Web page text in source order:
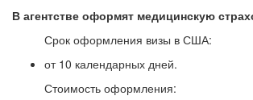
В агентстве оформят медицинскую
Срок оформления визы в США:
от 10 календарных дней.
Стоимость оформления: